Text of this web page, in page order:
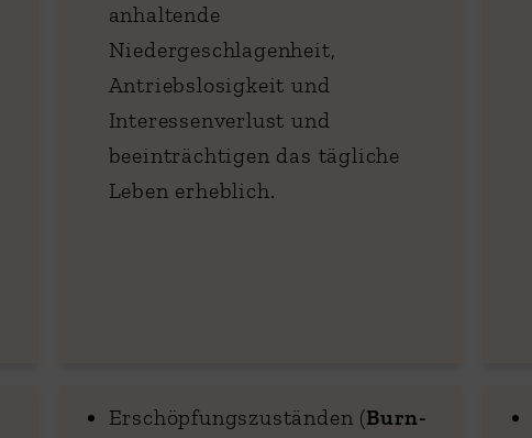
anhaltende
Niedergeschlagenheit,
Antriebslosigkeit und
Interessenverlust und
beeinträchtigen das tägliche
Leben erheblich.
Erschöpfungszuständen (Burn-